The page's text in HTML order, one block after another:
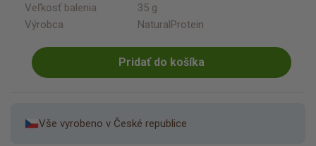
Veľkosť balenia
35 g
Výrobca
NaturalProtein
Pridať do košíka
Vše vyrobeno v České republice